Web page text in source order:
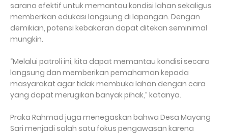
sarana efektif untuk memantau kondisi lahan sekaligus
memberikan edukasi langsung di lapangan. Dengan
demikian, potensi kebakaran dapat ditekan seminimal
mungkin.
“Melalui patroli ini, kita dapat memantau kondisi secara
langsung dan memberikan pemahaman kepada
masyarakat agar tidak membuka lahan dengan cara
yang dapat merugikan banyak pihak,” katanya.
Praka Rahmad juga menegaskan bahwa Desa Mayang
Sari menjadi salah satu fokus pengawasan karena